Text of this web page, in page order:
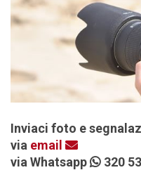
Inviaci foto e
via email
via Whatsapp
320